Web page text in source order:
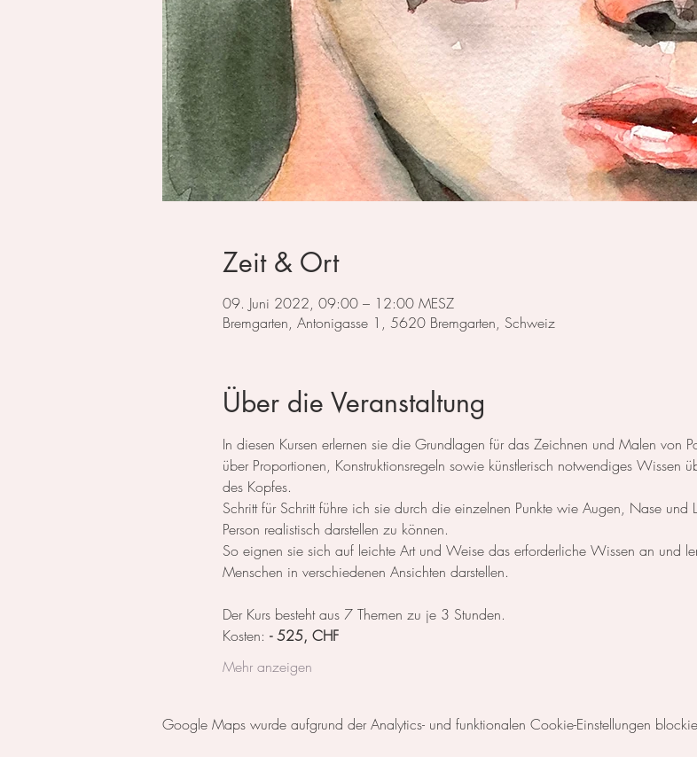
Zeit & Ort
09. Juni 2022, 09:00 – 12:00 MESZ
Bremgarten, Antonigasse 1, 5620 Bremgarten, Schweiz
Über die Veranstaltung
In diesen Kursen erlernen sie die Grundlagen für das Zeichnen und Malen von
über Proportionen, Konstruktionsregeln sowie künstlerisch notwendiges Wissen
des Kopfes.
Schritt für Schritt führe ich sie durch die einzelnen Punkte wie Augen, Nase
Person realistisch darstellen zu können.
So eignen sie sich auf leichte Art und Weise das erforderliche Wissen an und
Menschen in verschiedenen Ansichten darstellen.
Der Kurs besteht aus 7 Themen zu je 3 Stunden.
Kosten: - 525, CHF
Mehr anzeigen
Google Maps wurde aufgrund der Analytics- und funktionalen Cookie-Einstellungen